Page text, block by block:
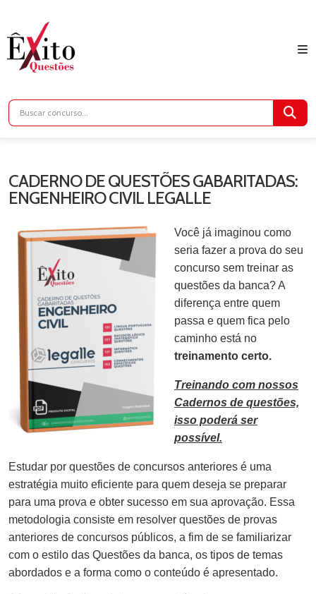
CADERNO DE QUESTÕES GABARITADAS:
ENGENHEIRO CIVIL LEGALLE
Você já imaginou como
seria fazer a prova do seu
concurso sem treinar as
questões da banca? A
diferença entre quem
passa e quem fica pelo
caminho está no
treinamento certo.
Treinando com nossos
Cadernos de questões,
isso poderá ser
possível.
Estudar por questões de concursos anteriores é uma
estratégia muito eficiente para quem deseja se preparar
para uma prova e obter sucesso em sua aprovação. Essa
metodologia consiste em resolver questões de provas
anteriores de concursos públicos, a fim de se familiarizar
com o estilo das Questões da banca, os tipos de temas
abordados e a forma como o conteúdo é apresentado.